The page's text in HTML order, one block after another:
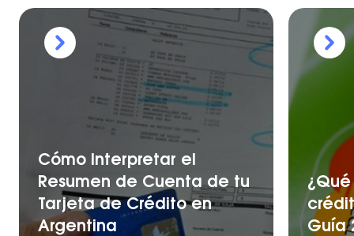
Cómo Interpretar el
Resumen de Cuenta de tu
Tarjeta de Crédito en
Argentina
Guía